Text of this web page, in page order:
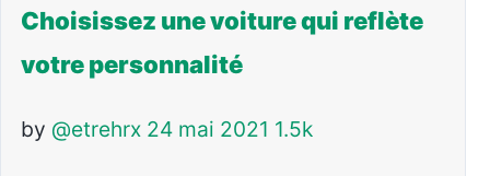
Choisissez une voiture qui reflète
votre personnalité
by @etrehrx 24 mai 2021 1.5k